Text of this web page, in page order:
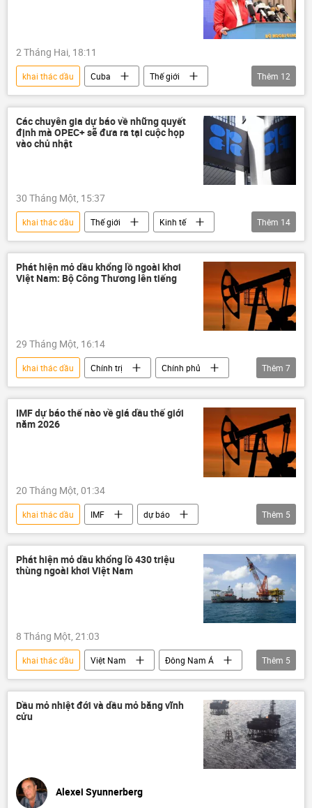
2 Tháng Hai, 18:11
khai thác dầu Cuba
Thế giới
Việt Nam
Hoa Kỳ
Chính trị
Kinh tế
Bộ Ngoại giao Việt Nam
Venezuela
dầu mỏ
giá dầu
Mexico
Thêm 12
Các chuyên gia dự báo về những quyết
định mà OPEC+ sẽ đưa ra tại cuộc họp
vào chủ nhật
30 Tháng Một, 15:37
khai thác dầu Thế giới
Kinh tế
OPEC
Quan điểm-Ý kiến
chuyên gia
dầu mỏ
dầu khí
năng lượng
giá dầu
Nga
Ả Rập Saudi
Thêm 14
Phát hiện mỏ dầu khổng lồ ngoài khơi
Việt Nam: Bộ Công Thương lên tiếng
29 Tháng Một, 16:14
khai thác dầu Chính trị
Chính phủ
Việt Nam
Bộ Công Thương
Bộ Nông nghiệp Việt Nam
năng lượng
môi trường
Thêm 7
IMF dự báo thế nào về giá dầu thế giới
năm 2026
20 Tháng Một, 01:34
khai thác dầu IMF
dự báo
Thế giới
Kinh tế
giá dầu
dầu mỏ
dầu thô
Thêm 5
Phát hiện mỏ dầu khổng lồ 430 triệu
thùng ngoài khơi Việt Nam
8 Tháng Một, 21:03
khai thác dầu Việt Nam
Đông Nam Á
dầu mỏ
dầu khí
Kinh tế
Kinh doanh
Thế giới
Thêm 5
Dầu mỏ nhiệt đới và dầu mỏ băng vĩnh
cửu
Alexei Syunnerberg